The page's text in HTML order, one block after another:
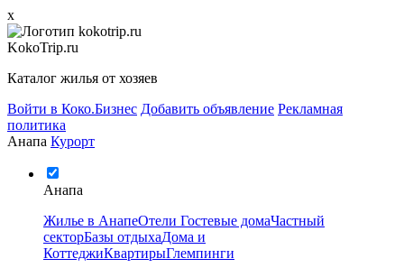
x
KokoTrip.ru
Каталог жилья от хозяев
Войти в Коко.Бизнес Добавить объявление Рекламная
политика
Анапа Курорт
Анапа
Жилье в АнапеОтели Гостевые домаЧастный
секторБазы отдыхаДома и
КоттеджиКвартирыГлемпинги